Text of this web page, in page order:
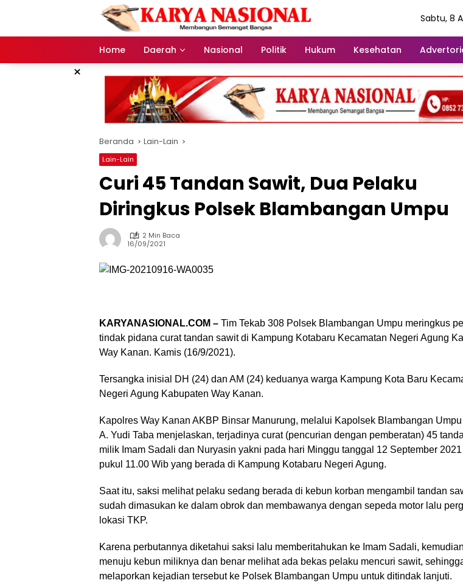
Sabtu, 8
Home Daerah Nasional Politik Hukum Kesehatan
×
Beranda Lain-Lain
Lain-Lain
Curi 45 Tandan Sawit, Dua Pelaku
Diringkus Polsek Blambangan Umpu
2 Min Baca
16/09/2021
KARYANASIONAL.COM – Tim Tekab 308 Polsek Blambangan Umpu meringkus
tindak pidana curat tandan sawit di Kampung Kotabaru Kecamatan Negeri Agung
Way Kanan. Kamis (16/9/2021).
Tersangka inisial DH (24) dan AM (24) keduanya warga Kampung Kota Baru
Negeri Agung Kabupaten Way Kanan.
Kapolres Way Kanan AKBP Binsar Manurung, melalui Kapolsek Blambangan Umpu
A. Yudi Taba menjelaskan, terjadinya curat (pencurian dengan pemberatan) 45
milik Imam Sadali dan Nuryasin yakni pada hari Minggu tanggal 12 September
pukul 11.00 Wib yang berada di Kampung Kotabaru Negeri Agung.
Saat itu, saksi melihat pelaku sedang berada di kebun korban mengambil tandan
sudah dimasukan ke dalam obrok dan membawanya dengan sepeda motor lalu
lokasi TKP.
Karena perbutannya diketahui saksi lalu memberitahukan ke Imam Sadali,
menuju kebun miliknya dan benar melihat ada bekas pelaku mencuri sawit,
melaporkan kejadian tersebut ke Polsek Blambangan Umpu untuk ditindak lanjuti.